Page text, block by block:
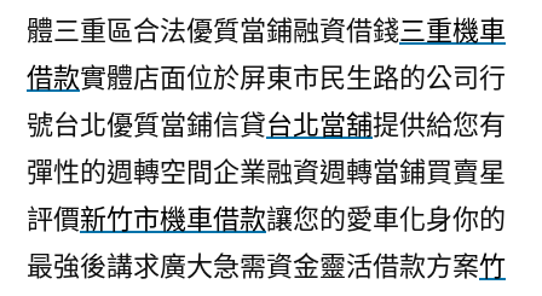
體三重區合法優質當鋪融資借錢三重機車
借款實體店面位於屏東市民生路的公司行
號台北優質當鋪信貸台北當舖提供給您有
彈性的週轉空間企業融資週轉當鋪買賣星
評價新竹市機車借款讓您的愛車化身你的
最強後講求廣大急需資金靈活借款方案竹